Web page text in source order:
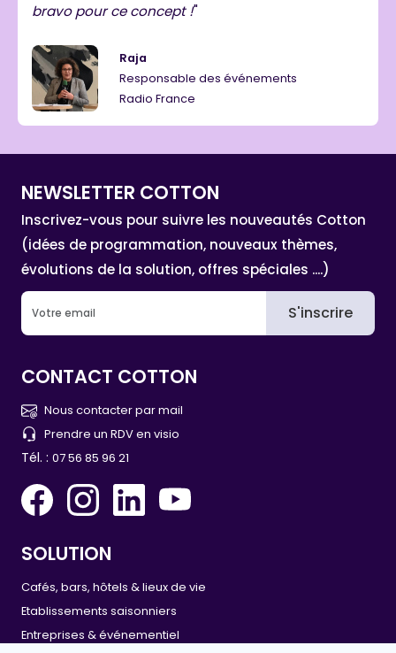
bravo pour ce concept !
Raja
Responsable des événements
Radio France
NEWSLETTER COTTON
Inscrivez-vous pour suivre les nouveautés Cotton
(idées de programmation, nouveaux thèmes,
évolutions de la solution, offres spéciales ....)
S'inscrire
CONTACT COTTON
Nous contacter par mail
Prendre un RDV en visio
Tél. : 07 56 85 96 21
SOLUTION
Cafés, bars, hôtels & lieux de vie
Etablissements saisonniers
Entreprises & événementiel